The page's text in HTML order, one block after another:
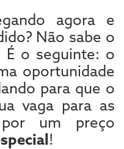
agora e
Não sabe o
É o seguinte: o
oportunidade
para que o
vaga para as
um preço
!